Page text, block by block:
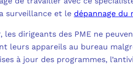
surveillance et le dépannage du
dirigeants des PME ne
leurs appareils au bureau
à jour des programmes,